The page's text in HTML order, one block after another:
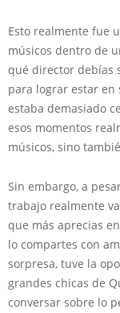
Esto realmente fue
músicos dentro de
qué director debías
para lograr estar
estaba demasiado
esos momentos
músicos, sino
Sin embargo, a
trabajo realmente
que más aprecias
lo compartes con
sorpresa, tuve la
grandes chicas de
conversar sobre lo